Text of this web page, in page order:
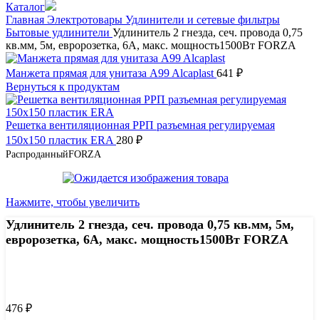
Каталог
Главная Электротовары Удлинители и сетевые фильтры
Бытовые удлинители Удлинитель 2 гнезда, сеч. провода 0,75
кв.мм, 5м, евророзетка, 6A, макс. мощность1500Вт FORZA
Манжета прямая для унитаза A99 Alcaplast641 ₽
Вернуться к продуктам
Решетка вентиляционная РРП разъемная регулируемая
150х150 пластик ERA280 ₽
РаспроданныйFORZA
Нажмите, чтобы увеличить
Удлинитель 2 гнезда, сеч. провода 0,75 кв.мм, 5м,
евророзетка, 6A, макс. мощность1500Вт FORZA
476 ₽